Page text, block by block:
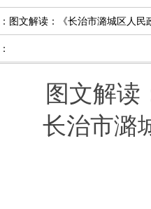
： 图文解读：《长治市潞城区人
：
图文解读
长治市潞